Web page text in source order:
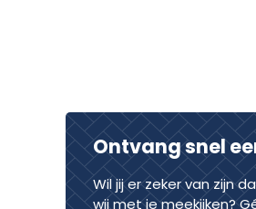
Ontvang snel
Wil jij er zeker van zijn
wij met je meekijken?